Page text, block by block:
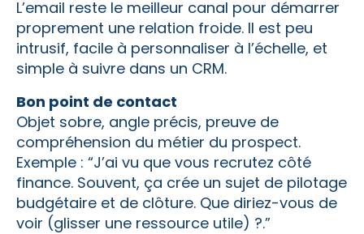
L’email reste le meilleur canal pour démarrer
proprement une relation froide. Il est peu
intrusif, facile à personnaliser à l’échelle, et
simple à suivre dans un CRM.
Bon point de contact
Objet sobre, angle précis, preuve de
compréhension du métier du prospect.
Exemple : “J’ai vu que vous recrutez côté
finance. Souvent, ça crée un sujet de pilotage
budgétaire et de clôture. Que diriez-vous de
voir (glisser une ressource utile) ?.”